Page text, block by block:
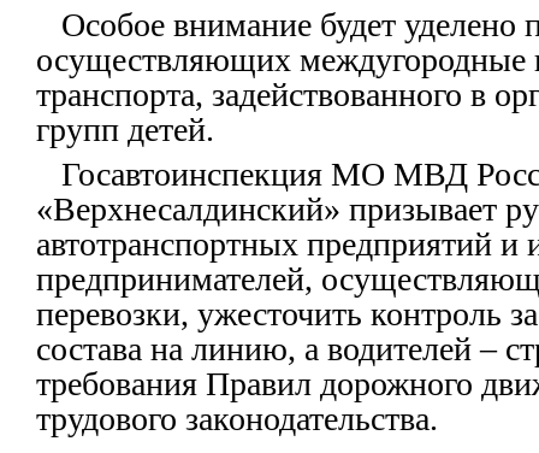
Особое внимание будет уделено
осуществляющих междугородные
транспорта, задействованного в
групп детей.
Госавтоинспекция МО МВД
«Верхнесалдинский» призывает
автотранспортных предприятий и
предпринимателей,
перевозки, ужесточить контроль
состава на линию, а водителей –
требования Правил дорожного
трудового законодательства.